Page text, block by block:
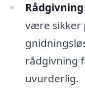
være sikker
rådgivning
uvurderlig.